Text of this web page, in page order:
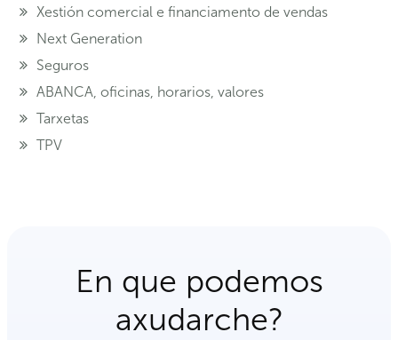
Xestión comercial e financiamento de vendas
Next Generation
Seguros
ABANCA, oficinas, horarios, valores
Tarxetas
TPV
En que podemos
axudarche?